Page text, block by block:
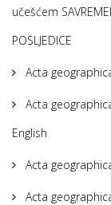
učešćem
POSLJEDICE
Acta
Acta
English
Acta
Acta